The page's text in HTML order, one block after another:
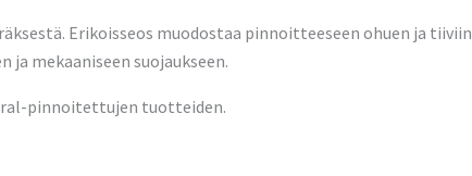
Erikoisseos muodostaa pinnoitteeseen ohuen ja tiiviin
ja mekaaniseen suojaukseen.
pinnoitettujen tuotteiden.